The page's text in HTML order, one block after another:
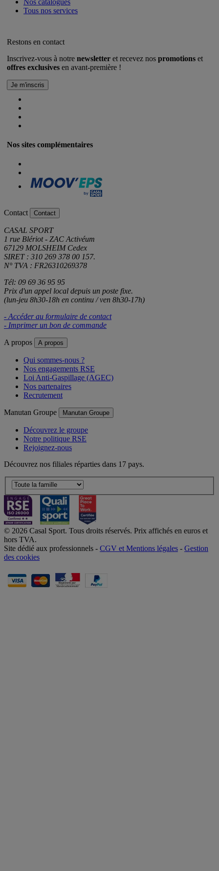
Tous nos services
Restons en contact
Inscrivez-vous à notre newsletter et recevez nos promotions et
offres exclusives en avant-première !
Nos sites complémentaires
Contact Contact
CASAL SPORT
1 rue Blériot - ZAC Activéum
67129 MOLSHEIM Cedex
SIRET : 310 269 378 00 157.
N° TVA : FR26310269378
Tél: 09 69 36 95 95
Prix d'un appel local depuis un poste fixe.
(lun-jeu 8h30-18h en continu / ven 8h30-17h)
- Accéder au formulaire de contact
- Imprimer un bon de commande
A propos A propos
Qui sommes-nous ?
Nos engagements RSE
Loi Anti-Gaspillage (AGEC)
Nos partenaires
Recrutement
Manutan Groupe Manutan Groupe
Découvrez le groupe
Notre politique RSE
Rejoignez-nous
Découvrez nos filiales réparties dans 17 pays.
© 2026 Casal Sport. Tous droits réservés. Prix affichés en euros et
hors TVA.
Site dédié aux professionnels - CGV et Mentions légales - Gestion
des cookies